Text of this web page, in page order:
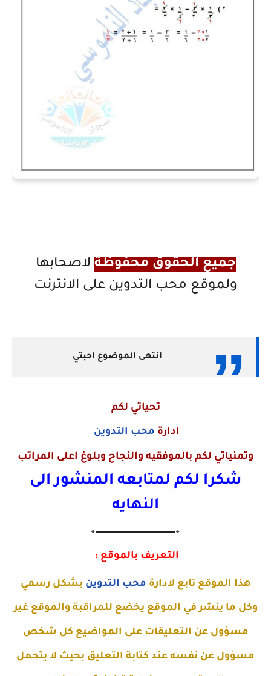
جميع الحقوق محفوظة لاصحابها
ولموقع محب التدوين على الانترنت
انتهى الموضوع احبتي
تحياتي لكم
ادارة محب التدوين
وتمنياتي لكم بالموفقيه والنجاح وبلوغ اعلى المراتب
شكرا لكم لمتابعه المنشور الى
النهايه
🔸▬▬▬▬▬▬▬▬▬▬▬▬▬🔸
التعريف بالموقع :
هذا الموقع تابع لادارة محب التدوين بشكل رسمي
وكل ما ينشر في الموقع يخضع للمراقبة والموقع غير
مسؤول عن التعليقات على المواضيع كل شخص
مسؤول عن نفسه عند كتابة التعليق بحيث لا يتحمل